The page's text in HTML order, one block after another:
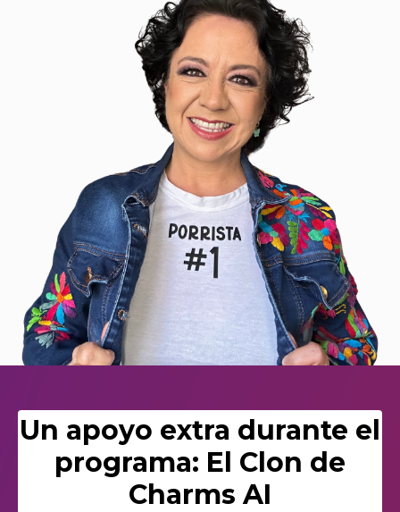
Un apoyo extra durante el
programa: El Clon de
Charms AI